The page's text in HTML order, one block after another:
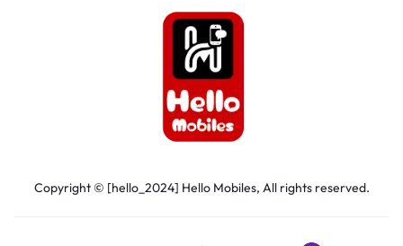
Copyright © [hello_2024] Hello Mobiles, All rights reserved.